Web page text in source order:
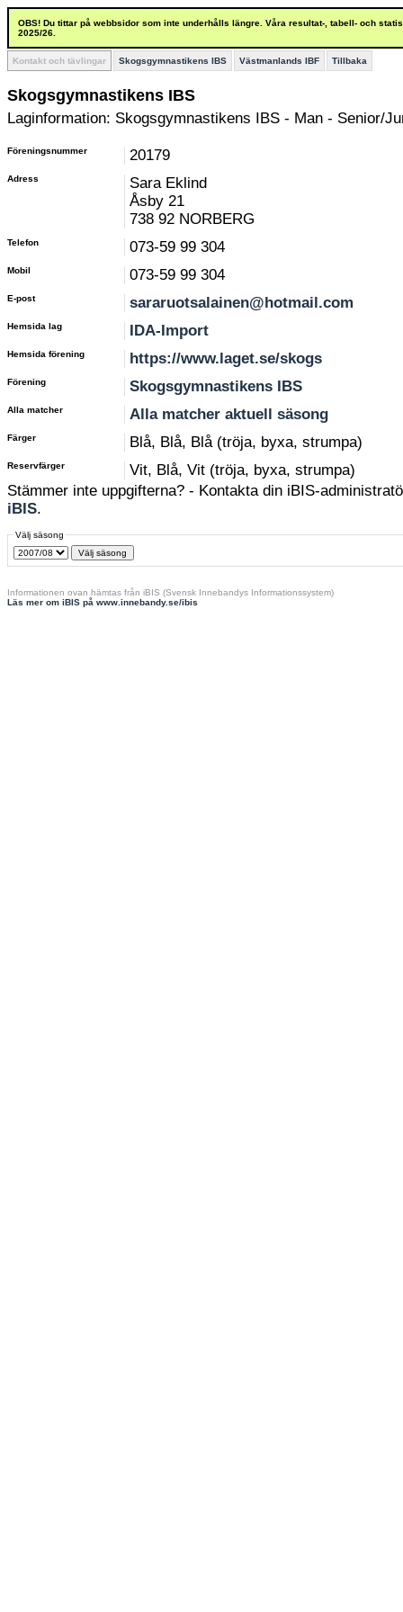
OBS! Du tittar på webbsidor som inte underhålls längre. Våra resultat-, tabell- och
2025/26.
Kontakt och tävlingar Skogsgymnastikens IBS Västmanlands IBF Tillbaka
Skogsgymnastikens IBS
Laginformation: Skogsgymnastikens IBS - Man - Senior/
Föreningsnummer 20179
Adress
Sara Eklind
Åsby 21
738 92 NORBERG
Telefon 073-59 99 304
Mobil 073-59 99 304
E-post sararuotsalainen@hotmail.com
Hemsida lag IDA-Import
Hemsida förening https://www.laget.se/skogs
Förening Skogsgymnastikens IBS
Alla matcher Alla matcher aktuell säsong
Färger Blå, Blå, Blå (tröja, byxa, strumpa)
Reservfärger
Vit, Blå, Vit (tröja, byxa, strumpa)
Stämmer inte uppgifterna? - Kontakta din iBIS-
iBIS.
Välj säsong
Informationen ovan hämtas från iBIS (Svensk Innebandys Informationssystem)
Läs mer om iBIS på www.innebandy.se/ibis